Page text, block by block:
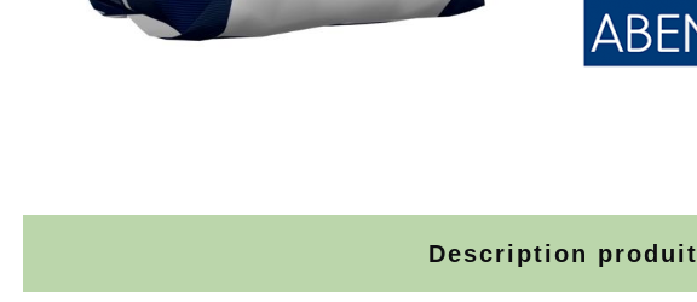
Description produit